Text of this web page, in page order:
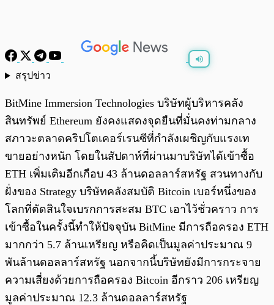
สรุปข่าว
BitMine Immersion Technologies บริษัทผู้บริหารคลัง
สินทรัพย์ Ethereum ยังคงแสดงจุดยืนที่มั่นคงท่ามกลาง
สภาวะตลาดคริปโตเคอร์เรนซีที่กำลังเผชิญกับแรงเท
ขายอย่างหนัก โดยในสัปดาห์ที่ผ่านมาบริษัทได้เข้าซื้อ
ETH เพิ่มเติมอีกเกือบ 43 ล้านดอลลาร์สหรัฐ สวนทางกับ
ฝั่งของ Strategy บริษัทคลังสมบัติ Bitcoin เบอร์หนึ่งของ
โลกที่ตัดสินใจเบรกการสะสม BTC เอาไว้ชั่วคราว การ
เข้าซื้อในครั้งนี้ทำให้ปัจจุบัน BitMine มีการถือครอง ETH
มากกว่า 5.7 ล้านเหรียญ หรือคิดเป็นมูลค่าประมาณ 9
พันล้านดอลลาร์สหรัฐ นอกจากนี้บริษัทยังมีการกระจาย
ความเสี่ยงด้วยการถือครอง Bitcoin อีกราว 206 เหรียญ
มูลค่าประมาณ 12.3 ล้านดอลลาร์สหรัฐ